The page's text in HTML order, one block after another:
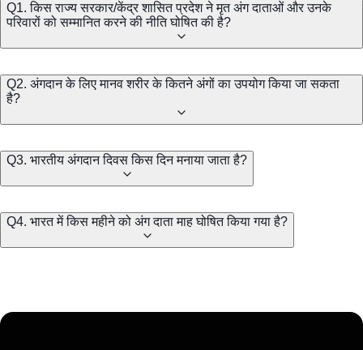
Q1. किस राज्य सरकार/केंद्र शासित प्रदेश ने मृत अंग दाताओं और उनके
परिवारों को सम्मानित करने की नीति घोषित की है?
Q2. अंगदान के लिए मानव शरीर के कितने अंगों का उपयोग किया जा सकता
है?
Q3. भारतीय अंगदान दिवस किस दिन मनाया जाता है?
Q4. भारत में किस महीने को अंग दाता माह घोषित किया गया है?